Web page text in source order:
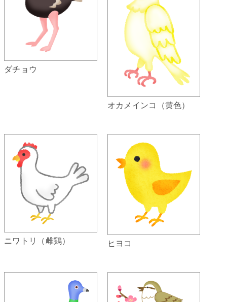
ダチョウ
オカメインコ（黄色）
ニワトリ（雌鶏） ヒヨコ